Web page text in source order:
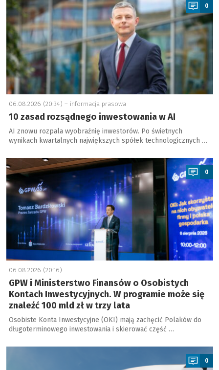
0
06.08.2026 (20:34) – informacja prasowa
10 zasad rozsądnego inwestowania w AI
AI znowu rozpala wyobraźnię inwestorów. Po świetnych
wynikach kwartalnych największych spółek technologicznych …
a
0
06.08.2026 (20:16)
GPW i Ministerstwo Finansów o Osobistych
Kontach Inwestycyjnych. W programie może się
znaleźć 100 mld zł w trzy lata
Osobiste Konta Inwestycyjne (OKI) mają zachęcić Polaków do
długoterminowego inwestowania i skierować część …
a
0